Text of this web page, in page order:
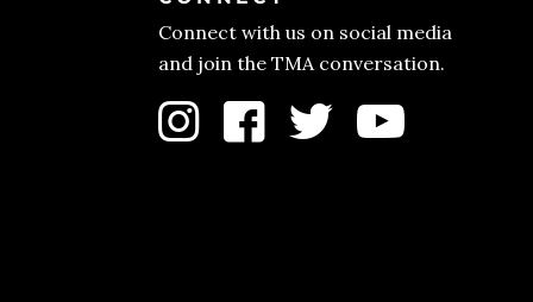
Connect with us on social media
and join the TMA conversation.